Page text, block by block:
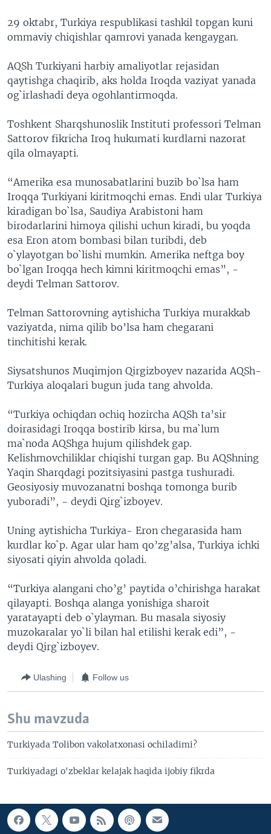
29 oktabr, Turkiya respublikasi tashkil topgan kuni
ommaviy chiqishlar qamrovi yanada kengaygan.
AQSh Turkiyani harbiy amaliyotlar rejasidan
qaytishga chaqirib, aks holda Iroqda vaziyat yanada
og`irlashadi deya ogohlantirmoqda.
Toshkent Sharqshunoslik Instituti professori Telman
Sattorov fikricha Iroq hukumati kurdlarni nazorat
qila olmayapti.
“Amerika esa munosabatlarini buzib bo`lsa ham
Iroqqa Turkiyani kiritmoqchi emas. Endi ular Turkiya
kiradigan bo`lsa, Saudiya Arabistoni ham
birodarlarini himoya qilishi uchun kiradi, bu yoqda
esa Eron atom bombasi bilan turibdi, deb
o`ylayotgan bo`lishi mumkin. Amerika neftga boy
bo`lgan Iroqqa hech kimni kiritmoqchi emas”, -
deydi Telman Sattorov.
Telman Sattorovning aytishicha Turkiya murakkab
vaziyatda, nima qilib bo’lsa ham chegarani
tinchitishi kerak.
Siysatshunos Muqimjon Qirgizboyev nazarida AQSh-
Turkiya aloqalari bugun juda tang ahvolda.
“Turkiya ochiqdan ochiq hozircha AQSh ta’sir
doirasidagi Iroqqa bostirib kirsa, bu ma`lum
ma`noda AQShga hujum qilishdek gap.
Kelishmovchiliklar chiqishi turgan gap. Bu AQShning
Yaqin Sharqdagi pozitsiyasini pastga tushuradi.
Geosiyosiy muvozanatni boshqa tomonga burib
yuboradi”, - deydi Qirg`izboyev.
Uning aytishicha Turkiya- Eron chegarasida ham
kurdlar ko`p. Agar ular ham qo’zg’alsa, Turkiya ichki
siyosati qiyin ahvolda qoladi.
“Turkiya alangani cho’g’ paytida o’chirishga harakat
qilayapti. Boshqa alanga yonishiga sharoit
yaratayapti deb o`ylayman. Bu masala siyosiy
muzokaralar yo`li bilan hal etilishi kerak edi”, -
deydi Qirg`izboyev.
Ulashing Follow us
Shu mavzuda
Turkiyada Tolibon vakolatxonasi ochiladimi?
Turkiyadagi o'zbeklar kelajak haqida ijobiy fikrda